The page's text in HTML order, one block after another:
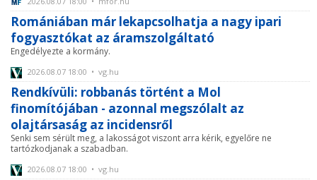
Romániában már lekapcsolhatja a nagy ipari
fogyasztókat az áramszolgáltató
Engedélyezte a kormány.
2026.08.07 18:00 • vg.hu
Rendkívüli: robbanás történt a Mol
finomítójában - azonnal megszólalt az
olajtársaság az incidensről
Senki sem sérült meg, a lakosságot viszont arra kérik, egyelőre ne
tartózkodjanak a szabadban.
2026.08.07 18:00 • vg.hu